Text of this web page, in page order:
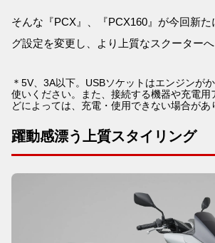
そんな『PCX』、『PCX160』が今回新
グ設定を変更し、より上質なスクーター
＊5V、3A以下。USBソケットはエンジンが
使いください。また、接続する機器や充電用
どによっては、充電・使用できない場合があ
躍動感漂う上質スタイリング